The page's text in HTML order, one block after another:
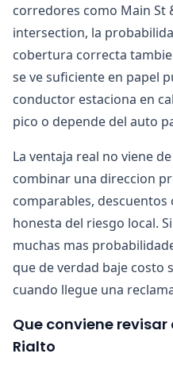
corredores como Main St
intersection, la
cobertura correcta
se ve suficiente en papel
conductor estaciona en
pico o depende del auto
La ventaja real no viene
combinar una direccion
comparables,
honesta del riesgo local.
muchas mas
que de verdad baje costo
cuando llegue una
Que conviene
Rialto